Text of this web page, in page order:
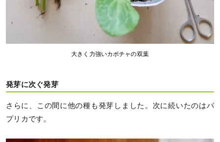
大きく力強いカボチャの双葉
発芽に次ぐ発芽
さらに、この間に他の種も発芽しました。次に続いたのはパ
プリカです。